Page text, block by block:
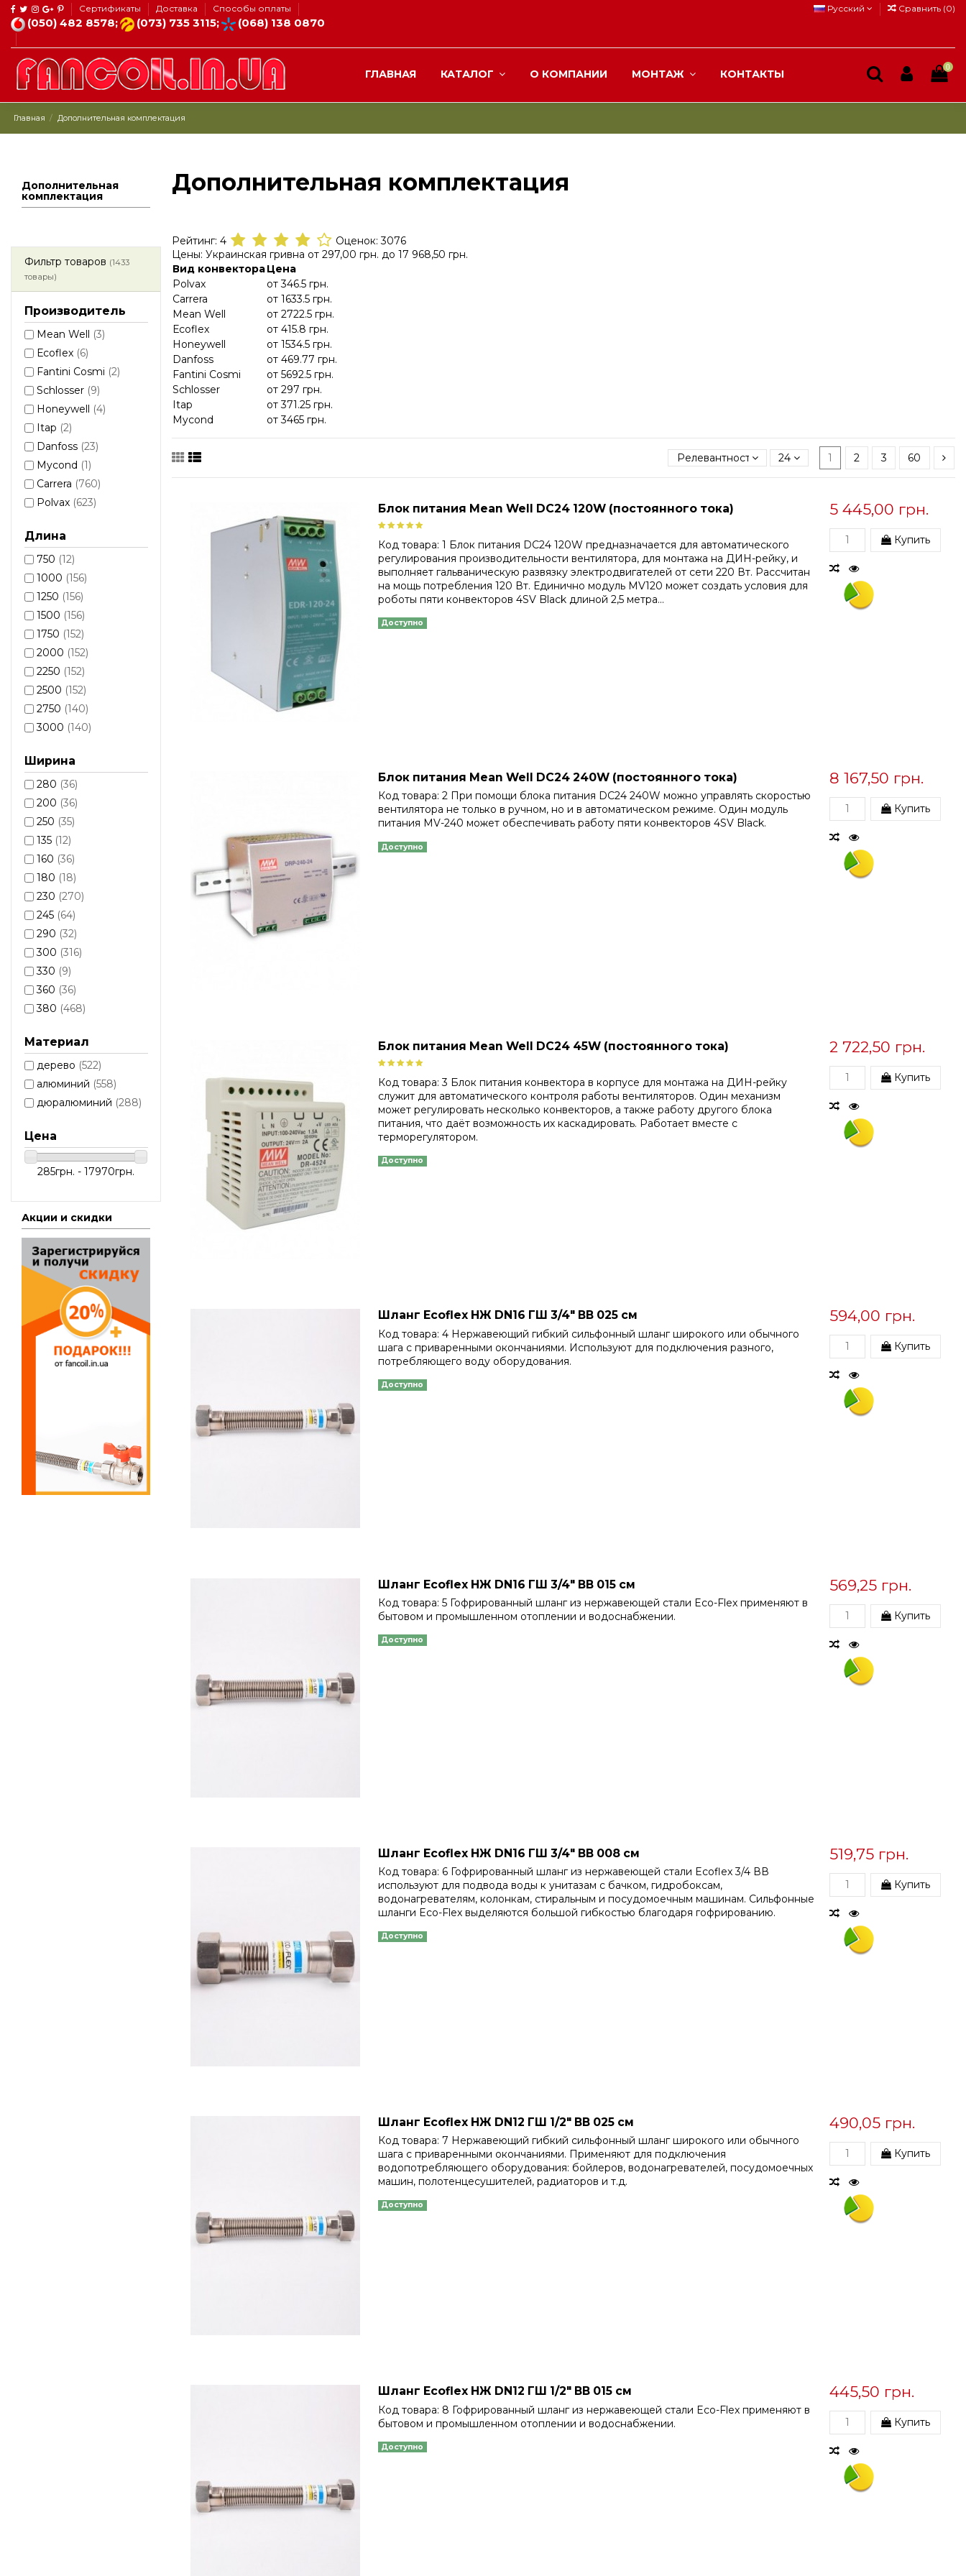
Сертификаты Доставка Способы оплаты
(050) 482 8578; (073) 735 3115; (068) 138 0870
Русский Сравнить (0)
ГЛАВНАЯ КАТАЛОГ О КОМПАНИИ МОНТАЖ КОНТАКТЫ
0
Главная Дополнительная комплектация
Дополнительная
комплектация
Фильтр товаров (1433
товары)
Производитель
Mean Well (3)
Еcoflex (6)
Fantini Cosmi (2)
Schlosser (9)
Honeywell (4)
Itap (2)
Danfoss (23)
Mycond (1)
Carrera (760)
Polvax (623)
Длина
750 (12)
1000 (156)
1250 (156)
1500 (156)
1750 (152)
2000 (152)
2250 (152)
2500 (152)
2750 (140)
3000 (140)
Ширина
280 (36)
200 (36)
250 (35)
135 (12)
160 (36)
180 (18)
230 (270)
245 (64)
290 (32)
300 (316)
330 (9)
360 (36)
380 (468)
Материал
дерево (522)
алюминий (558)
дюралюминий (288)
Цена
285грн. - 17970грн.
Акции и скидки
Дополнительная комплектация
Рейтинг: 4 Оценок: 3076
Цены: Украинская гривна от 297,00 грн. до 17 968,50 грн.
Вид конвектораЦена
Polvax
от346.5 грн.
Carrera
от 1633.5 грн.
Mean Well
от 2722.5 грн.
Еcoflex
от 415.8 грн.
Honeywell
от 1534.5 грн.
Danfoss
от 469.77 грн.
Fantini Cosmi
от 5692.5 грн.
Schlosser
от 297 грн.
Itap
от371.25 грн.
Mycond
от3465 грн.
Релевантность 24 1 2 3 60
Блок питания Mean Well DC24 120W (постоянного тока)
Код товара: 1 Блок питания DC24 120W предназначается для автоматического
регулирования производительности вентилятора, для монтажа на ДИН-рейку, и
выполняет гальваническую развязку электродвигателей от сети 220 Вт. Рассчитан
на мощь потребления 120 Вт. Единично модуль MV120 может создать условия для
роботы пяти конвекторов 4SV Black длиной 2,5 метра...
Доступно
5 445,00 грн.
Купить
Блок питания Mean Well DC24 240W (постоянного тока)
Код товара: 2 При помощи блока питания DC24 240W можно управлять скоростью
вентилятора не только в ручном, но и в автоматическом режиме. Один модуль
питания MV-240 может обеспечивать работу пяти конвекторов 4SV Black.
Доступно
8 167,50 грн.
Купить
Блок питания Mean Well DC24 45W (постоянного тока)
Код товара: 3 Блок питания конвектора в корпусе для монтажа на ДИН-рейку
служит для автоматического контроля работы вентиляторов. Один механизм
может регулировать несколько конвекторов, а также работу другого блока
питания, что даёт возможность их каскадировать. Работает вместе с
терморегулятором.
Доступно
2 722,50 грн.
Купить
Шланг Еcoflex НЖ DN16 ГШ 3/4" ВВ 025 см
Код товара: 4 Нержавеющий гибкий сильфонный шланг широкого или обычного
шага с приваренными окончаниями. Используют для подключения разного,
потребляющего воду оборудования.
Доступно
594,00 грн.
Купить
Шланг Еcoflex НЖ DN16 ГШ 3/4" ВВ 015 см
Код товара: 5 Гофрированный шланг из нержавеющей стали Eco-Flex применяют в
бытовом и промышленном отоплении и водоснабжении.
Доступно
569,25 грн.
Купить
Шланг Еcoflex НЖ DN16 ГШ 3/4" ВВ 008 см
Код товара: 6 Гофрированный шланг из нержавеющей стали Ecoflex 3/4 ВВ
используют для подвода воды к унитазам с бачком, гидробоксам,
водонагревателям, колонкам, стиральным и посудомоечным машинам. Сильфонные
шланги Eco-Flex выделяются большой гибкостью благодаря гофрированию.
Доступно
519,75 грн.
Купить
Шланг Еcoflex НЖ DN12 ГШ 1/2" ВВ 025 см
Код товара: 7 Нержавеющий гибкий сильфонный шланг широкого или обычного
шага с приваренными окончаниями. Применяют для подключения
водопотребляющего оборудования: бойлеров, водонагревателей, посудомоечных
машин, полотенцесушителей, радиаторов и т.д.
Доступно
490,05 грн.
Купить
Шланг Еcoflex НЖ DN12 ГШ 1/2" ВВ 015 см
Код товара: 8 Гофрированный шланг из нержавеющей стали Eco-Flex применяют в
бытовом и промышленном отоплении и водоснабжении.
Доступно
445,50 грн.
Купить